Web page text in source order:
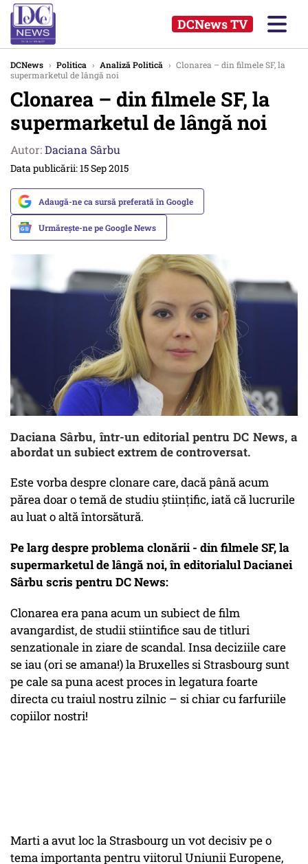
DCNews TV
DCNews › Politica › Analiză Politică › Clonarea – din filmele SF, la
supermarketul de lângă noi
Clonarea – din filmele SF, la
supermarketul de lângă noi
Autor:Daciana Sârbu
Data publicării: 15 Sep 2015
Adaugă-ne ca sursă preferată în Google
Urmărește-ne pe Google News
Daciana Sârbu, într-un editorial pentru DC News, a
abordat un subiect extrem de controversat.
Este vorba despre clonare care, dacă până acum
părea doar o temă de studiu științific, iată că lucrurile
au luat o altă întorsătură.
Pe larg despre problema clonării - din filmele SF, la
supermarketul de lângă noi, în editorialul Dacianei
Sârbu scris pentru DC News:
Clonarea era pana acum un subiect de film
avangardist, de studii stiintifice sau de titluri
senzationale in ziare de scandal. Insa deciziile care
se iau (ori se amana!) la Bruxelles si Strasbourg sunt
pe cale sa puna acest proces in legatura foarte
directa cu traiul nostru zilnic – si chiar cu farfuriile
copiilor nostri!
Marti a avut loc la Strasbourg un vot decisiv pe o
tema importanta pentru viitorul Uniunii Europene,